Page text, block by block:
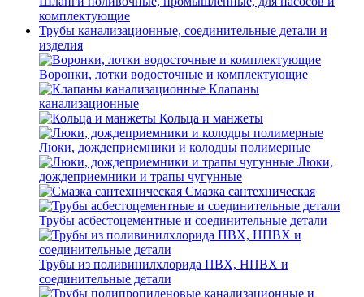
комплектующие
Трубы канализационные, соединительные детали и
изделия
Воронки, лотки водосточные и комплектующие
Клапаны
канализационные
Кольца и манжеты
Люки, дождеприемники и колодцы полимерные
Люки,
дождеприемники и трапы чугунные
Смазка сантехническая
Трубы асбестоцементные и соединительные детали
Трубы из поливинилхлорида ПВХ, НПВХ и
соединительные детали